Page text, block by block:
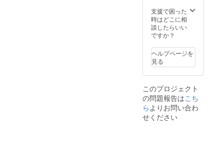
カー側
の生産
状況に
よって
届け時
期に変
合がご
ざいま
す。恐
れ入り
ます
いま
す。 ク
ラウド
ファン
グでは
プロ
注個数
が確定
となり
ます。
そのた
Twitter
で知り
まし
た。
【お届
け時
ロジェ
クトが
成立し
た場
合、
【2021
年11 月
ざいま
す。予
めご了
承くだ
※背当て
はメッ
シュ素
材(カ
ラー：
ブラッ
ク）に
仕様変
わる場
合がご
ざいま
す。予
承くだ
※背当て
の素材
シュ素
材(カ
ラー：
ブラッ
ベルト
×1、背
当て
×1、落
ベルト
×1、
ショル
ダー
ド、Dカ
ン、ベ
ルトク
リップ
※ターポ
ンナー
ファス
ナーポ
ケット
面ポ
ケッ
ト、背
面ポ
ト、持
ち手
×1、ウ
エスト
ベルト
支援で困った
時はどこに相
談したらいい
ですか？
ヘルプページを
見る
このプロジェクト
の問題報告はこち
らよりお問い合わ
せください